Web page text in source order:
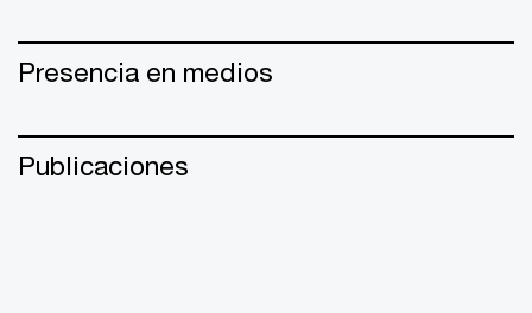
Presencia en medios
Publicaciones